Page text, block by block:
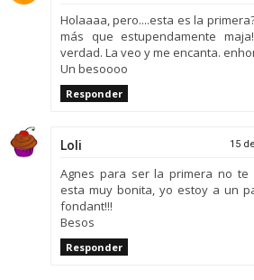
Holaaaa, pero....esta es la
más que estupendamente
verdad. La veo y me encanta.
Un besoooo
Responder
Loli 15
Agnes para ser la primera no
esta muy bonita, yo estoy a un
fondant!!!
Besos
Responder